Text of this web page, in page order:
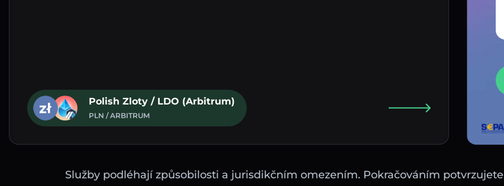
Polish Zloty / LDO (Arbitrum)
PLN / ARBITRUM
Služby podléhají způsobilosti a jurisdikčním omezením. Pokračováním